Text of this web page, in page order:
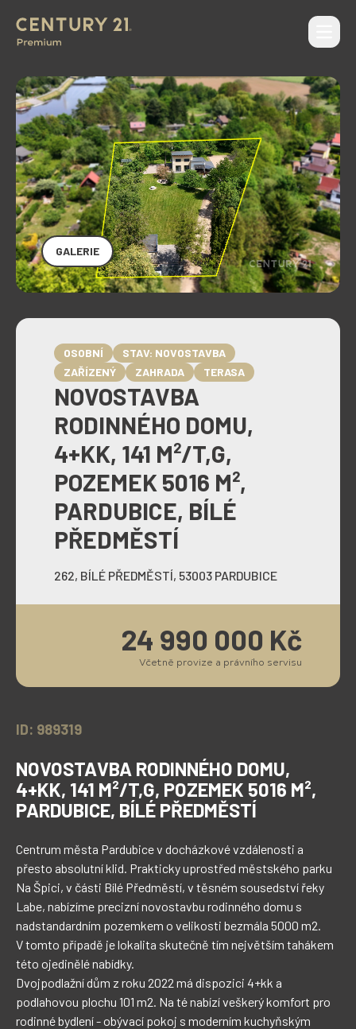
GALERIE
NOVOSTAVBA
RODINNÉHO DOMU,
4+KK, 141 M²/T,G,
POZEMEK 5016 M²,
PARDUBICE, BÍLÉ
PŘEDMĚSTÍ
262, BÍLÉ PŘEDMĚSTÍ, 53003 PARDUBICE
OSOBNÍ
STAV: NOVOSTAVBA
ZAŘÍZENÝ
ZAHRADA TERASA
Včetně provize a právního servisu
24 990 000 Kč
ID: 989319
NOVOSTAVBA RODINNÉHO DOMU,
4+KK, 141 M²/T,G, POZEMEK 5016 M²,
PARDUBICE, BÍLÉ PŘEDMĚSTÍ
Centrum města Pardubice v docházkové vzdálenosti a
přesto absolutní klid. Prakticky uprostřed městského parku
Na Špici, v části Bílé Předměstí, v těsném sousedství řeky
Labe, nabízíme precizní novostavbu rodinného domu s
nadstandardním pozemkem o velikosti bezmála 5000 m2.
V tomto případě je lokalita skutečně tím největším tahákem
této ojedinělé nabídky.
Dvojpodlažní dům z roku 2022 má dispozici 4+kk a
podlahovou plochu 101 m2. Na té nabízí veškerý komfort pro
rodinné bydlení - obývací pokoj s moderním kuchyňským